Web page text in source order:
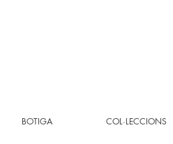
BOTIGA COL·LECCIONS